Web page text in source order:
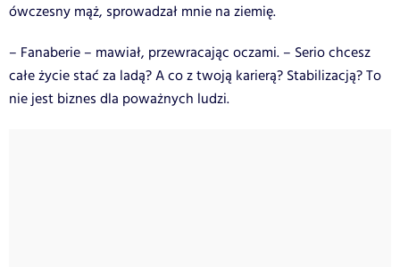
ówczesny mąż, sprowadzał mnie na ziemię.
– Fanaberie – mawiał, przewracając oczami. – Serio chcesz
całe życie stać za ladą? A co z twoją karierą? Stabilizacją? To
nie jest biznes dla poważnych ludzi.